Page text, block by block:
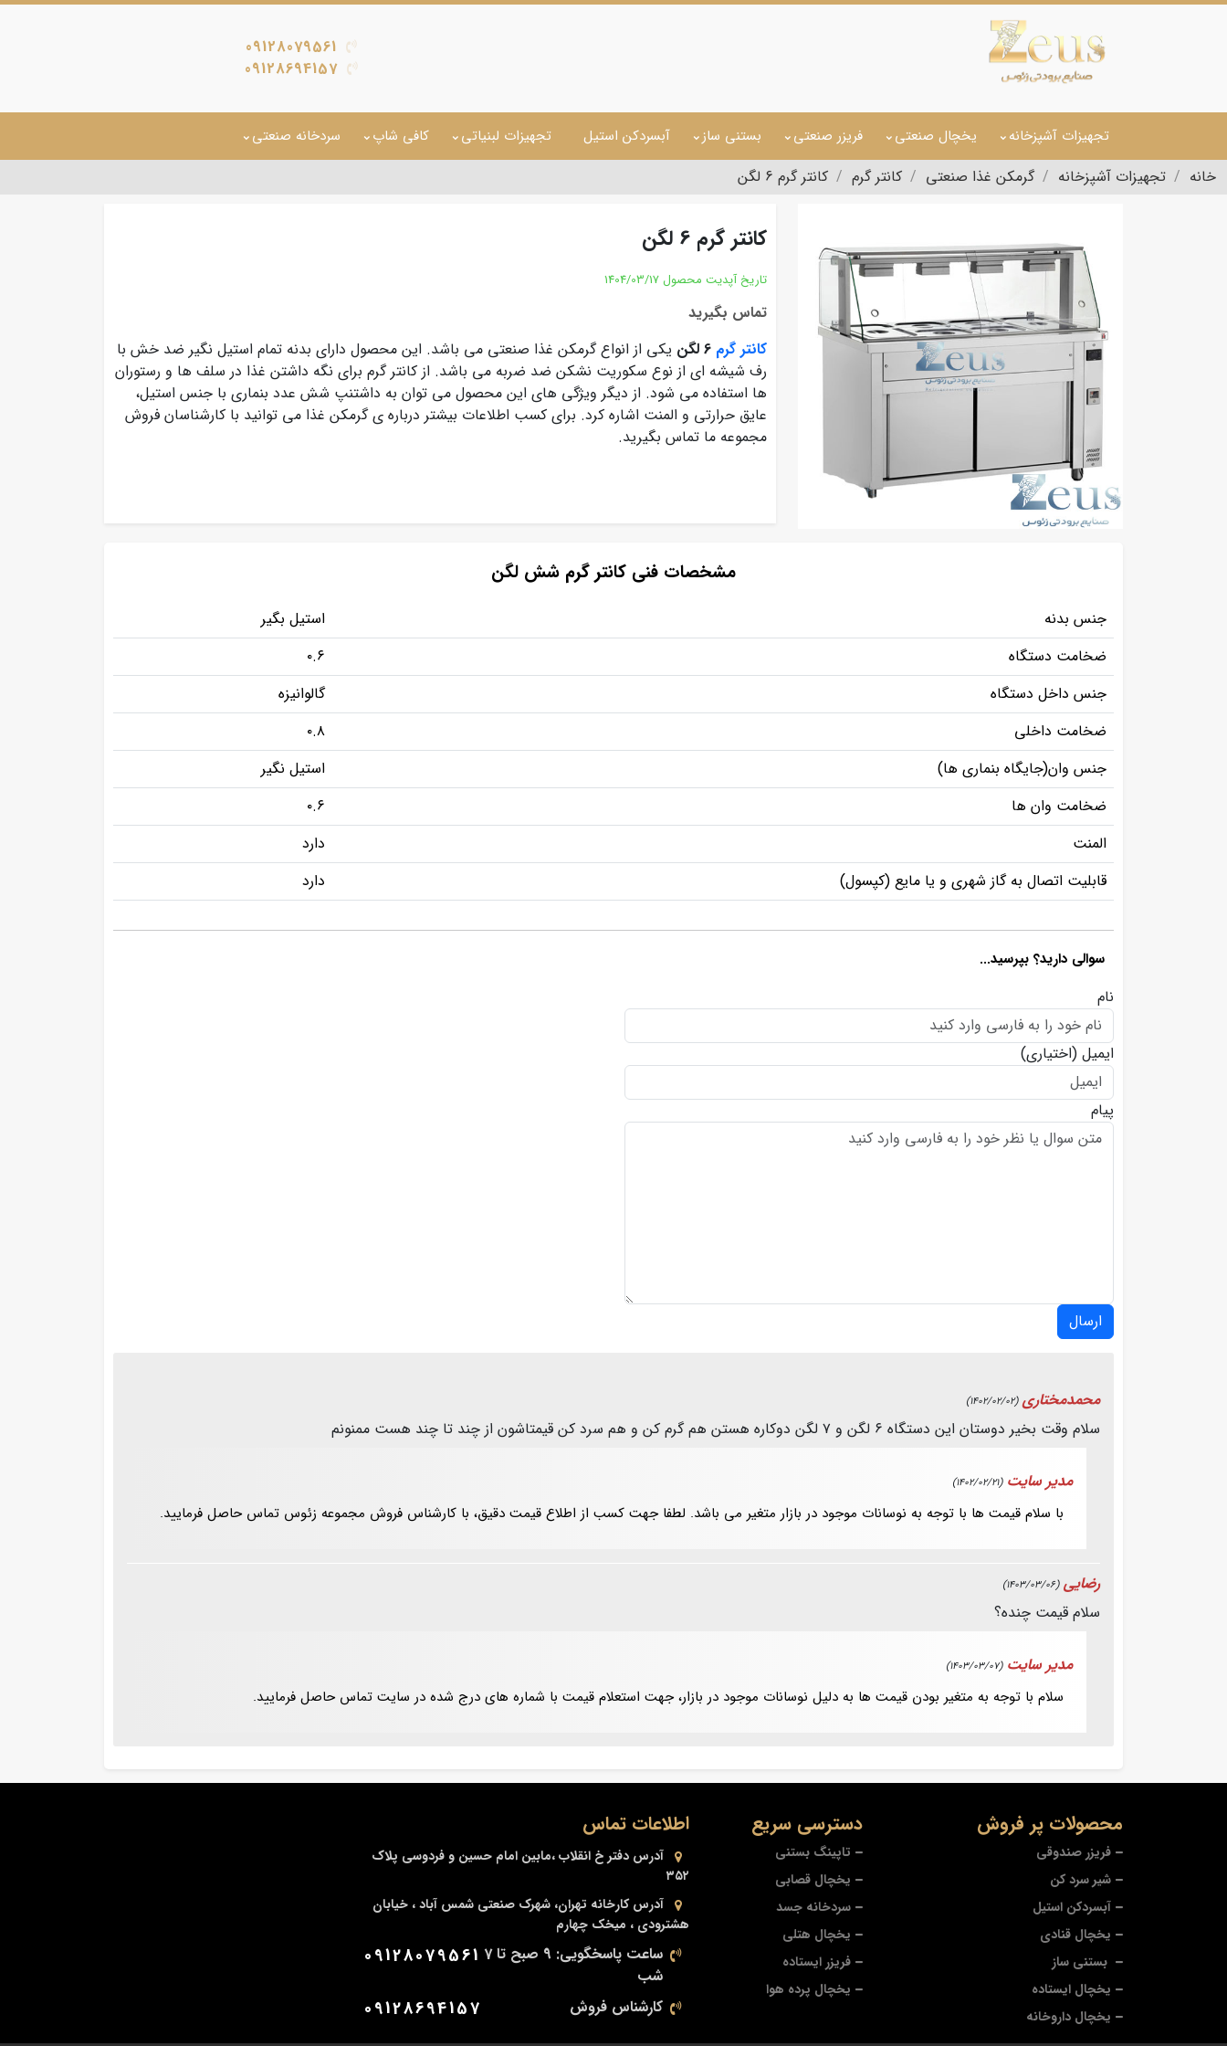
09128079561
09128694157
تجهیزات آشپزخانه یخچال صنعتی فریزر صنعتی بستنی ساز آبسردکن استیل تجهیزات لبنیاتی کافی شاپ سردخانه صنعتی
خانه تجهیزات آشپزخانه گرمکن غذا صنعتی کانتر گرم کانتر گرم 6 لگن
کانتر گرم 6 لگن
تاریخ آپدیت محصول 1404/03/17
تماس بگیرید
کانتر گرم
یکی از انواع گرمکن غذا صنعتی می باشد. این محصول دارای بدنه تمام استیل نگیر ضد خش با
رف شیشه ای از نوع سکوریت نشکن ضد ضربه می باشد. از کانتر گرم برای نگه داشتن غذا در سلف ها و رستوران
ها استفاده می شود. از دیگر ویژگی های این محصول می توان به داشتنپ شش عدد بنماری با جنس استیل،
عایق حرارتی و المنت اشاره کرد. برای کسب اطلاعات بیشتر درباره ی گرمکن غذا می توانید با کارشناسان فروش
مجموعه ما تماس بگیرید.
مشخصات فنی کانتر گرم شش لگن
جنس بدنه
استیل بگیر
ضخامت دستگاه
۰.۶
جنس داخل دستگاه
گالوانیزه
ضخامت داخلی
۰.۸
جنس وان(جایگاه بنماری ها)
استیل نگیر
ضخامت وان ها
۰.۶
المنت
دارد
قابلیت اتصال به گاز شهری و یا مایع (کپسول)
دارد
سوالی دارید؟ بپرسید...
نام
ایمیل (اختیاری)
پیام
ارسال
محمدمختاری (1402/02/02)
سلام وقت بخیر دوستان این دستگاه ۶ لگن و ۷ لگن دوکاره هستن هم گرم کن و هم سرد کن قیمتاشون از چند تا چند هست ممنونم
مدیر سایت (1402/02/21)
با سلام قیمت ها با توجه به نوسانات موجود در بازار متغیر می باشد. لطفا جهت کسب از اطلاع قیمت دقیق، با کارشناس فروش مجموعه زئوس تماس حاصل فرمایید.
رضایی(1403/03/06)
سلام قیمت چنده؟
مدیر سایت (1403/03/07)
سلام با توجه به متغیر بودن قیمت ها به دلیل نوسانات موجود در بازار، جهت استعلام قیمت با شماره های درج شده در سایت تماس حاصل فرمایید.
محصولات پر فروش
فریزر صندوقی
شیر سرد کن
آبسردکن استیل
یخچال قنادی
بستنی ساز
یخچال ایستاده
یخچال داروخانه
دسترسی سریع
تاپینگ بستنی
یخچال قصابی
سردخانه جسد
یخچال هتلی
فریزر ایستاده
یخچال پرده هوا
اطلاعات تماس
آدرس دفتر خ انقلاب ،مابین امام حسین و فردوسی پلاک
۳۵۲
آدرس کارخانه تهران، شهرک صنعتی شمس آباد ، خیابان
هشترودی ، میخک چهارم
ساعت پاسخگویی: 9 صبح تا 7
شب
09128079561
کارشناس فروش 09128694157